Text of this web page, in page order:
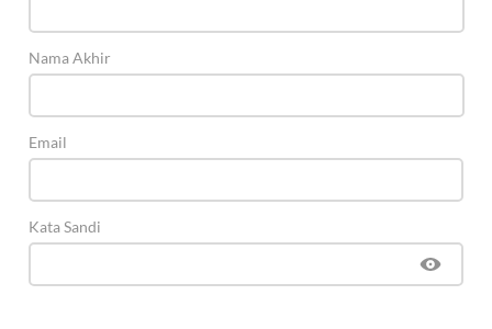
Nama Akhir
Email
Kata Sandi